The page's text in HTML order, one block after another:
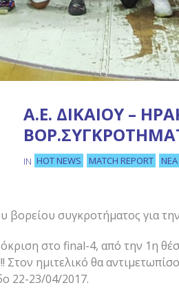
Α.Ε. ΔΙΚΑΊΟΥ –
IN HOT NEWS MATCH REPORT ΝΈΑ
βορείου συγκροτήματος για
στο final-4, από την 1η
ημιτελικό θα
22-23/04/2017.